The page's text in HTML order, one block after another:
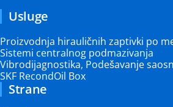
Usluge
Proizvodnja hirauličnih zaptivki po
Sistemi centralnog podmazivanja
Vibrodijagnostika, Podešavanje
SKF RecondOil Box
Strane